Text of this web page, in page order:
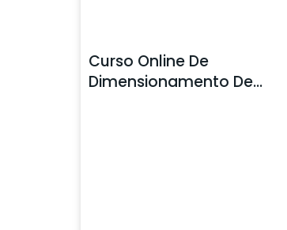
Curso Online De
Dimensionamento De